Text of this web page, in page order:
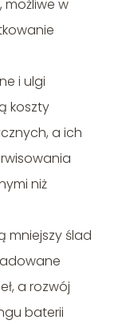
możliwe w
i ulgi
koszty
a ich
niż
mniejszy ślad
a rozwój
baterii